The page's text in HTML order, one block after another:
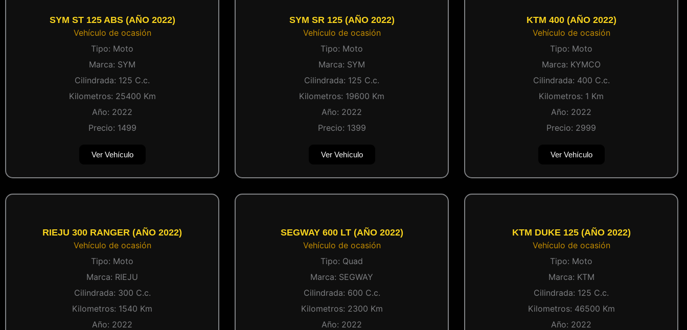
SYM ST 125 ABS (AÑO 2022)
Vehículo de ocasión
Tipo: Moto
Marca: SYM
Cilindrada: 125 C.c.
Kilometros: 25400 Km
Año: 2022
Precio: 1499
Ver Vehículo
SYM SR 125 (AÑO 2022)
Vehículo de ocasión
Tipo: Moto
Marca: SYM
Cilindrada: 125 C.c.
Kilometros: 19600 Km
Año: 2022
Precio: 1399
Ver Vehículo
KTM 400 (AÑO 2022)
Vehículo de ocasión
Tipo: Moto
Marca: KYMCO
Cilindrada: 400 C.c.
Kilometros: 1 Km
Año: 2022
Precio: 2999
Ver Vehículo
RIEJU 300 RANGER (AÑO 2022)
Vehículo de ocasión
Tipo: Moto
Marca: RIEJU
Cilindrada: 300 C.c.
Kilometros: 1540 Km
Año: 2022
SEGWAY 600 LT (AÑO 2022)
Vehículo de ocasión
Tipo: Quad
Marca: SEGWAY
Cilindrada: 600 C.c.
Kilometros: 2300 Km
Año: 2022
KTM DUKE 125 (AÑO 2022)
Vehículo de ocasión
Tipo: Moto
Marca: KTM
Cilindrada: 125 C.c.
Kilometros: 46500 Km
Año: 2022